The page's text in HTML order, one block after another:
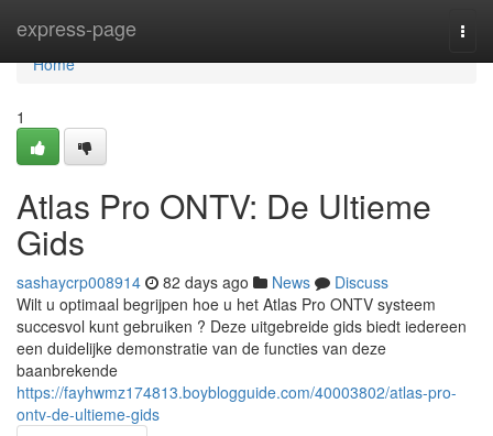
express-page
Home
Home
1
Atlas Pro ONTV: De Ultieme
Gids
sashaycrp008914 82 days ago News
Discuss
Wilt u optimaal begrijpen hoe u het Atlas Pro ONTV systeem
succesvol kunt gebruiken ? Deze uitgebreide gids biedt iedereen
een duidelijke demonstratie van de functies van deze
baanbrekende
https://fayhwmz174813.boyblogguide.com/40003802/atlas-pro-
ontv-de-ultieme-gids